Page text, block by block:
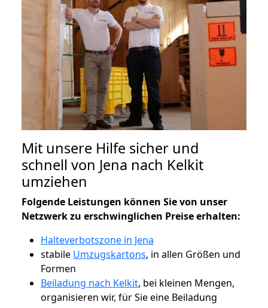
Mit unsere Hilfe sicher und
schnell von Jena nach Kelkit
umziehen
Folgende Leistungen können Sie von unser
Netzwerk zu erschwinglichen Preise erhalten:
Halteverbotszone in Jena
stabile Umzugskartons, in allen Größen und
Formen
Beiladung nach Kelkit, bei kleinen Mengen,
organisieren wir, für Sie eine Beiladung